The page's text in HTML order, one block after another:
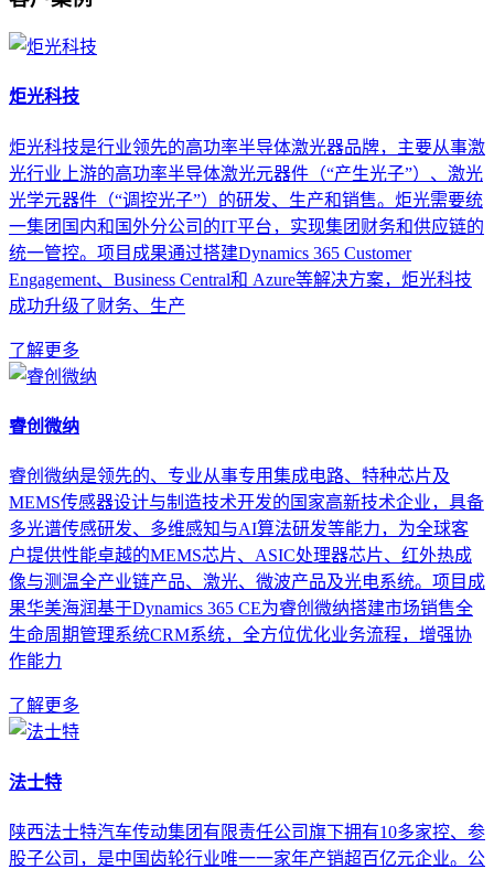
炬光科技
炬光科技是行业领先的高功率半导体激光器品牌，主要从事激
光行业上游的高功率半导体激光元器件（“产生光子”）、激光
光学元器件（“调控光子”）的研发、生产和销售。炬光需要统
一集团国内和国外分公司的IT平台，实现集团财务和供应链的
统一管控。项目成果通过搭建Dynamics 365 Customer
Engagement、Business Central和 Azure等解决方案，炬光科技
成功升级了财务、生产
了解更多
睿创微纳
睿创微纳是领先的、专业从事专用集成电路、特种芯片及
MEMS传感器设计与制造技术开发的国家高新技术企业，具备
多光谱传感研发、多维感知与AI算法研发等能力，为全球客
户提供性能卓越的MEMS芯片、ASIC处理器芯片、红外热成
像与测温全产业链产品、激光、微波产品及光电系统。项目成
果华美海润基于Dynamics 365 CE为睿创微纳搭建市场销售全
生命周期管理系统CRM系统，全方位优化业务流程，增强协
作能力
了解更多
法士特
陕西法士特汽车传动集团有限责任公司旗下拥有10多家控、参
股子公司，是中国齿轮行业唯一一家年产销超百亿元企业。公